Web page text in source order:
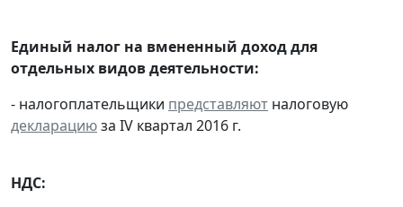
Единый налог на вмененный доход для
отдельных видов деятельности:
- налогоплательщики представляют налоговую
декларациюза IV квартал 2016 г.
НДС: